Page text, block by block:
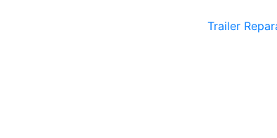
Trailer